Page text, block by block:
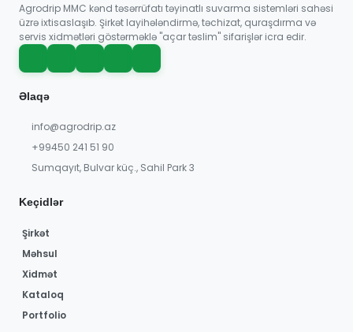
Agrodrip MMC kənd təsərrüfatı təyinatlı suvarma sistemləri sahəsi
üzrə ixtisaslaşıb. Şirkət layihələndirmə, təchizat, quraşdırma və
servis xidmətləri göstərməklə "açar təslim" sifarişlər icra edir.
Əlaqə
info@agrodrip.az
+99450 241 51 90
Sumqayıt, Bulvar küç., Sahil Park 3
Keçidlər
Şirkət
Məhsul
Xidmət
Kataloq
Portfolio